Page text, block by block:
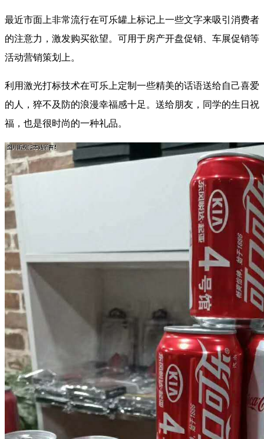
最近市面上非常流行在可乐罐上标记上一些文字来吸引消费者
的注意力，激发购买欲望。可用于房产开盘促销、车展促销等
活动营销策划上。
利用激光打标技术在可乐上定制一些精美的话语送给自己喜爱
的人，猝不及防的浪漫幸福感十足。送给朋友，同学的生日祝
福，也是很时尚的一种礼品。